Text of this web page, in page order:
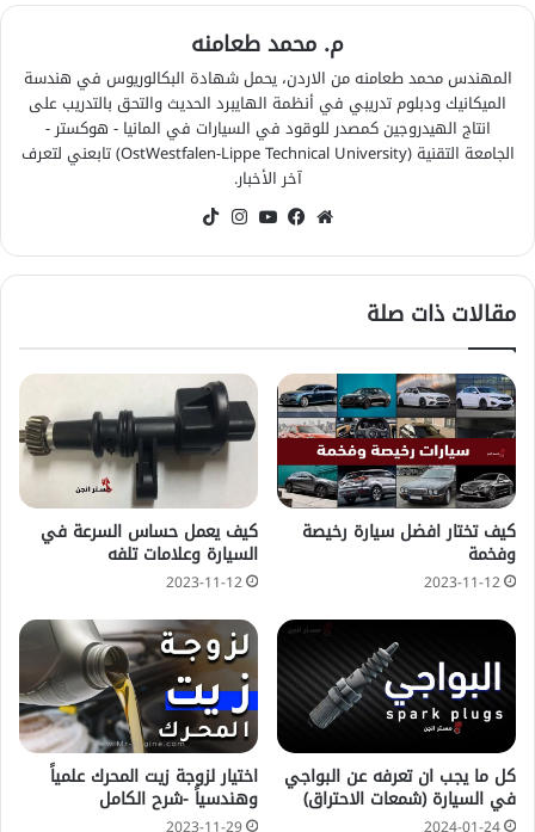
م. محمد طعامنه
المهندس محمد طعامنه من الاردن، يحمل شهادة البكالوريوس في هندسة
الميكانيك ودبلوم تدريبي في أنظمة الهايبرد الحديث والتحق بالتدريب على
انتاج الهيدروجين كمصدر للوقود في السيارات في المانيا - هوكستر -
الجامعة التقنية (OstWestfalen-Lippe Technical University) تابعني لتعرف
آخر الأخبار.
موقعفيسبوك‫YouTubeانستقرام
مقالات ذات صلة
كيف تختار افضل سيارة رخيصة
وفخمة
2023-11-12
كيف يعمل حساس السرعة في
السيارة وعلامات تلفه
2023-11-12
كل ما يجب ان تعرفه عن البواجي
في السيارة (شمعات الاحتراق)
اختيار لزوجة زيت المحرك علمياً
وهندسياً -شرح الكامل